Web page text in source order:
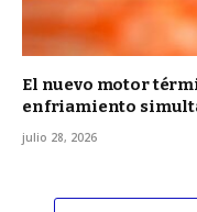
El nuevo motor
enfriamiento
julio 28, 2026